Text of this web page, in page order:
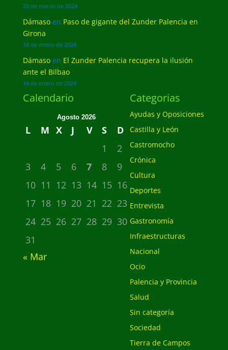
20 de marzo de 2024
Dámasoen Paso de gigante del Zunder Palencia en
Girona
14 de enero de 2024
Dámasoen El Zunder Palencia recupera la ilusión
ante el Bilbao
14 de enero de 2024
Calendario
Agosto 2026
L M X J V S
D
1
2
3
4 5 6 7 8
9
10 11 12 13 14 15 16
17 18 19 20 21 22 23
24 25 26 27 28 29 30
31
« Mar
Categorias
Ayudas y Oposiciones
Castilla y León
Castromocho
Crónica
Cultura
Deportes
Entrevista
Gastronomía
Infraestructuras
Nacional
Ocio
Palencia y Provincia
Salud
Sin categoría
Sociedad
Tierra de Campos